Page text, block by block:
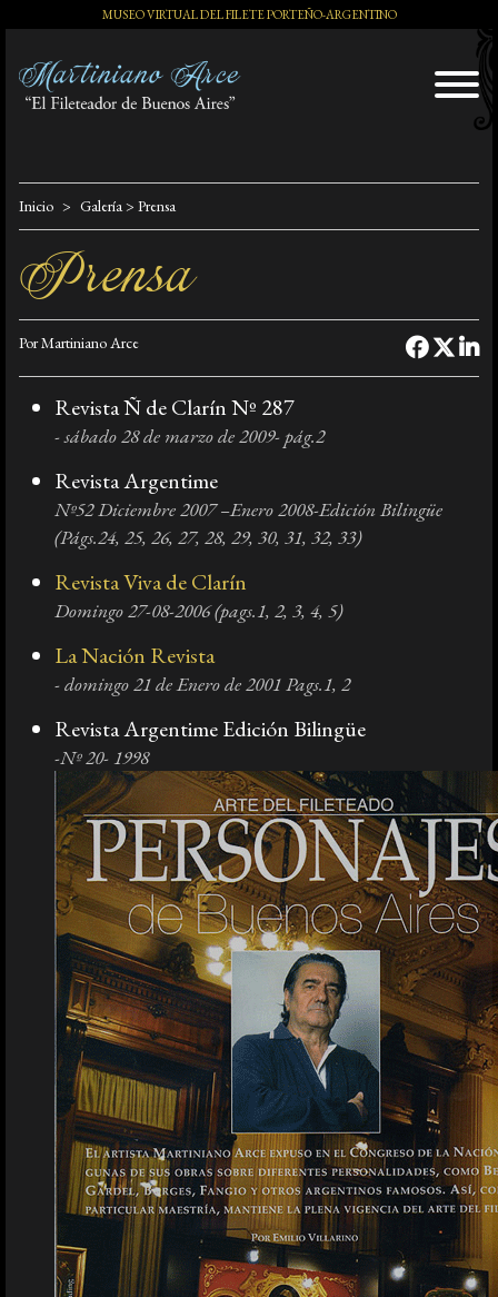
MUSEO VIRTUAL DEL FILETE PORTEÑO-ARGENTINO
El Artista
Exposiciones
Tango y Milonga
Prensa
Galería
English
Inicio Galería> Prensa
Prensa
Por Martiniano Arce
Revista Ñ de Clarín Nº 287
- sábado 28 de marzo de 2009- pág.2
Revista Argentime
Nº52 Diciembre 2007 –Enero 2008-Edición Bilingüe
(Págs.24, 25, 26, 27, 28, 29, 30, 31, 32, 33)
Revista Viva de Clarín
Domingo 27-08-2006 (pags.1, 2, 3, 4, 5)
La Nación Revista
- domingo 21 de Enero de 2001 Pags.1, 2
Revista Argentime Edición Bilingüe
-Nº 20- 1998